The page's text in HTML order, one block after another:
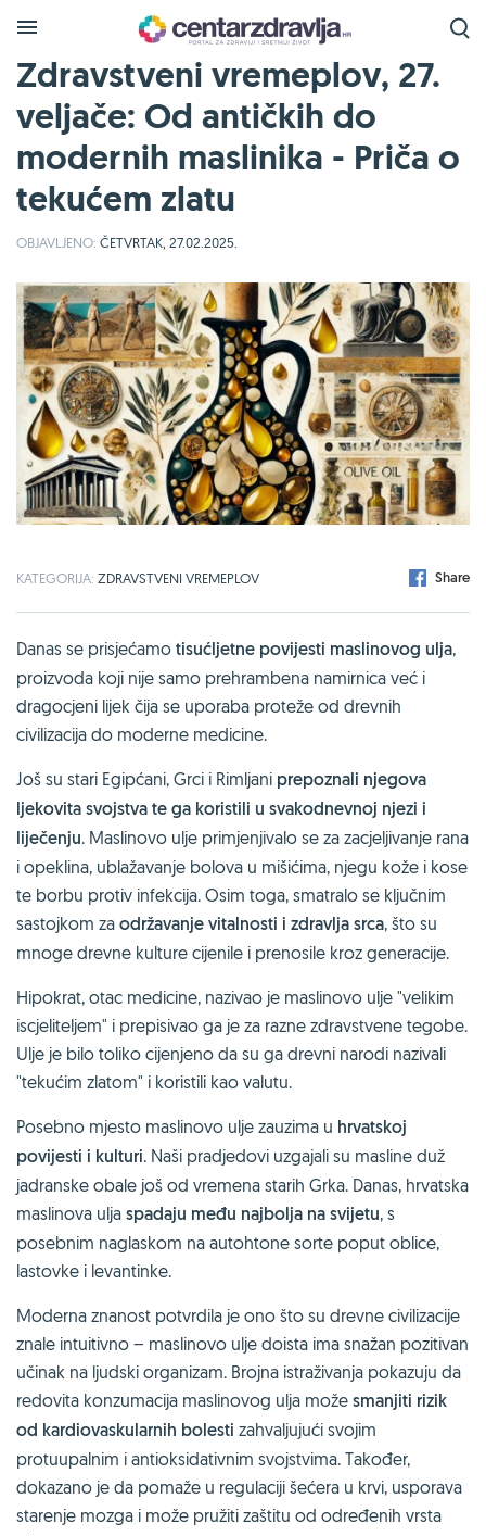
Zdravstveni vremeplov, 27.
veljače: Od antičkih do
modernih maslinika - Priča o
tekućem zlatu
OBJAVLJENO: ČETVRTAK, 27.02.2025.
KATEGORIJA: ZDRAVSTVENI VREMEPLOV Share
Danas se prisjećamo tisućljetne povijesti maslinovog ulja,
proizvoda koji nije samo prehrambena namirnica već i
dragocjeni lijek čija se uporaba proteže od drevnih
civilizacija do moderne medicine.
Još su stari Egipćani, Grci i Rimljani prepoznali njegova
ljekovita svojstva te ga koristili u svakodnevnoj njezi i
liječenju. Maslinovo ulje primjenjivalo se za zacjeljivanje rana
i opeklina, ublažavanje bolova u mišićima, njegu kože i kose
te borbu protiv infekcija. Osim toga, smatralo se ključnim
sastojkom za održavanje vitalnosti i zdravlja srca, što su
mnoge drevne kulture cijenile i prenosile kroz generacije.
Hipokrat, otac medicine, nazivao je maslinovo ulje "velikim
iscjeliteljem" i prepisivao ga je za razne zdravstvene tegobe.
Ulje je bilo toliko cijenjeno da su ga drevni narodi nazivali
"tekućim zlatom" i koristili kao valutu.
Posebno mjesto maslinovo ulje zauzima u hrvatskoj
povijesti i kulturi. Naši pradjedovi uzgajali su masline duž
jadranske obale još od vremena starih Grka. Danas, hrvatska
maslinova ulja spadaju među najbolja na svijetu, s
posebnim naglaskom na autohtone sorte poput oblice,
lastovke i levantinke.
Moderna znanost potvrdila je ono što su drevne civilizacije
znale intuitivno – maslinovo ulje doista ima snažan pozitivan
učinak na ljudski organizam. Brojna istraživanja pokazuju da
redovita konzumacija maslinovog ulja može smanjiti rizik
od kardiovaskularnih bolesti zahvaljujući svojim
protuupalnim i antioksidativnim svojstvima. Također,
dokazano je da pomaže u regulaciji šećera u krvi, usporava
starenje mozga i može pružiti zaštitu od određenih vrsta